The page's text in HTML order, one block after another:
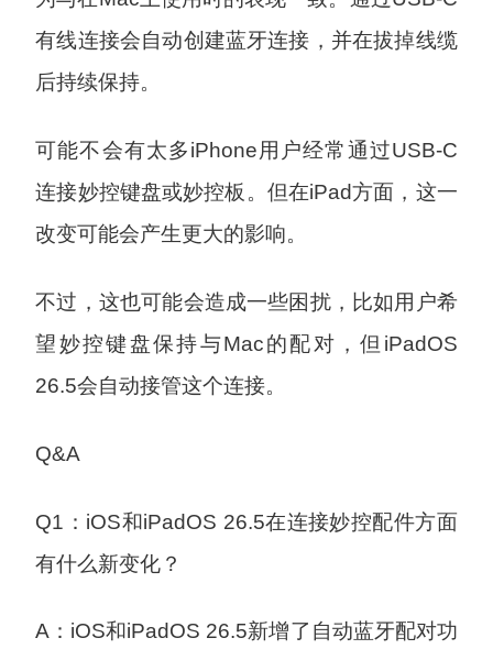
有线连接会自动创建蓝牙连接，并在拔掉线缆
后持续保持。
可能不会有太多iPhone用户经常通过USB-C
连接妙控键盘或妙控板。但在iPad方面，这一
改变可能会产生更大的影响。
不过，这也可能会造成一些困扰，比如用户希
望妙控键盘保持与Mac的配对，但iPadOS
26.5会自动接管这个连接。
Q&A
Q1：iOS和iPadOS 26.5在连接妙控配件方面
有什么新变化？
A：iOS和iPadOS 26.5新增了自动蓝牙配对功